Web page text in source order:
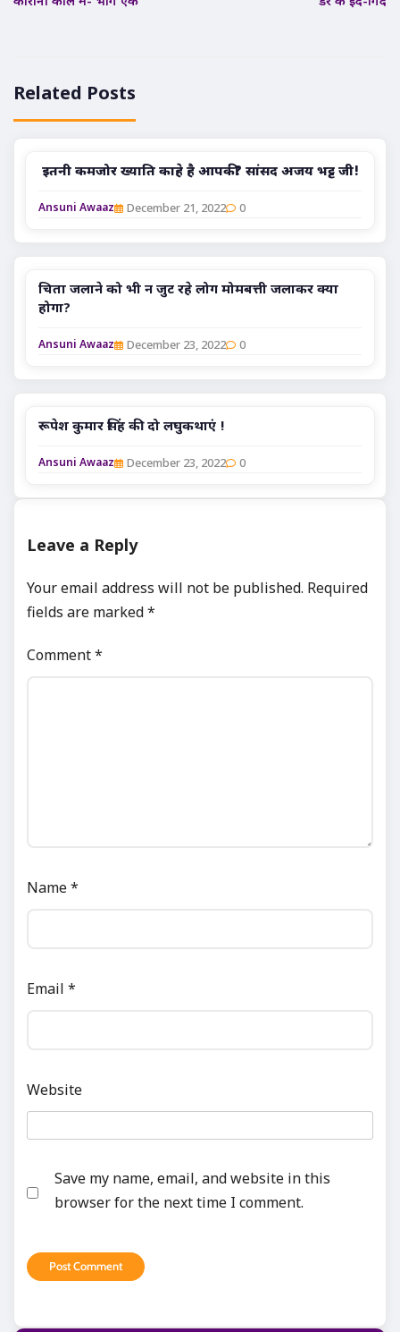
Related Posts
इतनी कमजोर ख्याति काहे है आपकी? सांसद अजय भट्ट जी!
Ansuni Awaaz December 21, 2022 0
चिता जलाने को भी न जुट रहे लोग मोमबत्ती जलाकर क्या
होगा?
Ansuni Awaaz December 23, 2022 0
रूपेश कुमार सिंह की दो लघुकथाएं !
Ansuni Awaaz December 23, 2022 0
Leave a Reply
Your email address will not be published. Required
fields are marked*
Comment*
Name*
Email *
Website
Save my name, email, and website in this
browser for the next time I comment.